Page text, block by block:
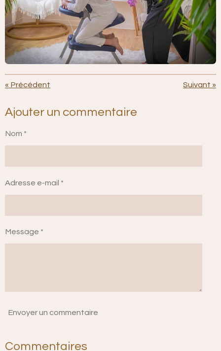
« Précédent Suivant »
Ajouter un commentaire
Nom *
Adresse e-mail *
Message *
Envoyer un commentaire
Commentaires